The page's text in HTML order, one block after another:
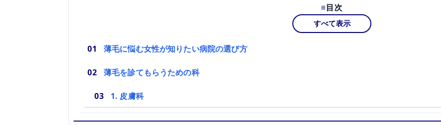
目次
すべて表示
薄毛に悩む女性が知りたい病院の選び方
薄毛を診てもらうための科
1. 皮膚科